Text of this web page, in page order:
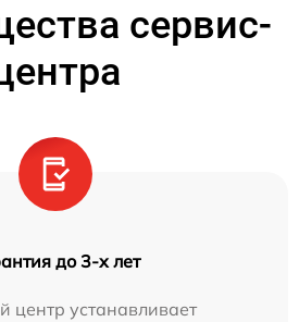
сервис-
до 3-х лет
центр устанавливает